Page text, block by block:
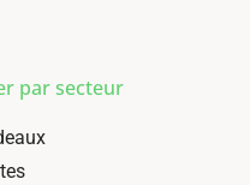
par secteur